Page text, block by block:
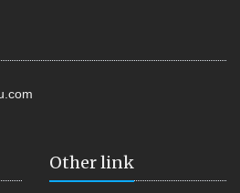
Other link